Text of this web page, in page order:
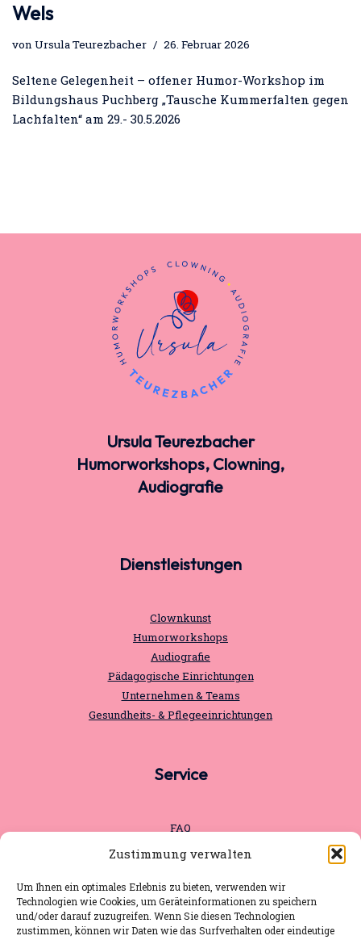
Zustimmung verwalten
Um Ihnen ein optimales Erlebnis zu bieten, verwenden wir
Technologien wie Cookies, um Geräteinformationen zu speichern
und/oder darauf zuzugreifen. Wenn Sie diesen Technologien
zustimmen, können wir Daten wie das Surfverhalten oder eindeutige
Wels
vonUrsula Teurezbacher 26. Februar 2026
Seltene Gelegenheit – offener Humor-Workshop im
Bildungshaus Puchberg „Tausche Kummerfalten gegen
Lachfalten“ am 29.- 30.5.2026
Ursula Teurezbacher
Humorworkshops, Clowning,
Audiografie
Dienstleistungen
Clownkunst
Humorworkshops
Audiografie
Pädagogische Einrichtungen
Unternehmen & Teams
Gesundheits- & Pflegeeinrichtungen
Service
FAQ
Impressum
Datenschutz